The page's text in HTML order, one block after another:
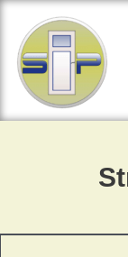
Пређи
садржај